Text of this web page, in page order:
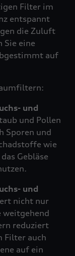
Filter im
entspannt
die Zuluft
Sie eine
auf
und
und Pollen
Sporen und
wie
Gebläse
und
nicht nur
weitgehend
reduziert
Filter auch
auf ein